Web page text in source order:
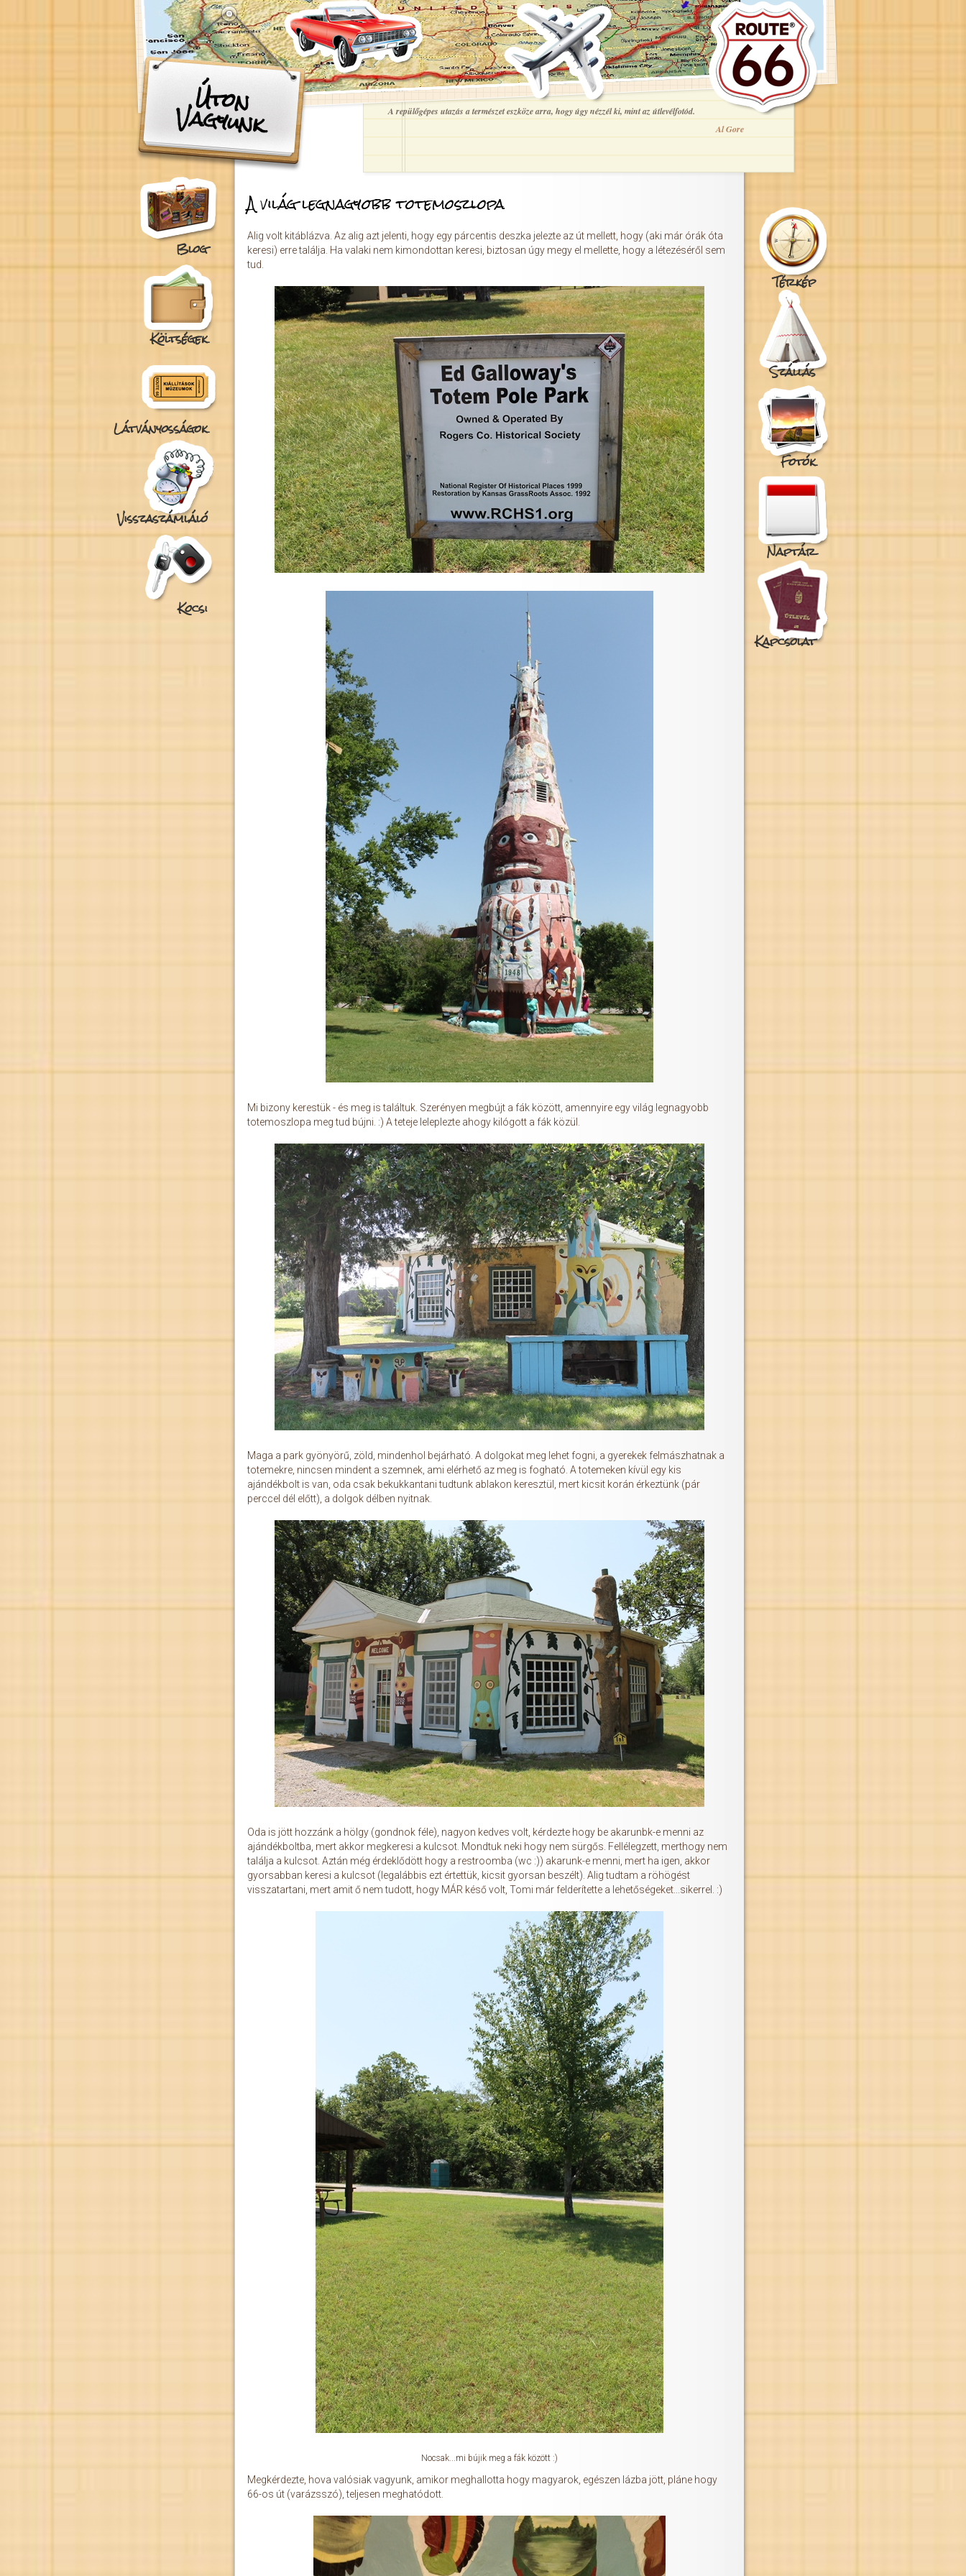
Úton
Vagyunk
A repülőgépes utazás a természet eszköze arra, hogy úgy nézzél ki, mint az útlevélfotód.
Al Gore
Blog
Költségek
Látványosságok
Visszaszámláló
Kocsi
A világ legnagyobb totemoszlopa
Alig volt kitáblázva. Az alig azt jelenti, hogy egy párcentis deszka jelezte az út mellett, hogy (aki már órák óta
keresi) erre találja. Ha valaki nem kimondottan keresi, biztosan úgy megy el mellette, hogy a létezéséről sem
tud.
Mi bizony kerestük - és meg is találtuk. Szerényen megbújt a fák között, amennyire egy világ legnagyobb
totemoszlopa meg tud bújni. :) A teteje leleplezte ahogy kilógott a fák közül.
Maga a park gyönyörű, zöld, mindenhol bejárható. A dolgokat meg lehet fogni, a gyerekek felmászhatnak a
totemekre, nincsen mindent a szemnek, ami elérhető az meg is fogható. A totemeken kívül egy kis
ajándékbolt is van, oda csak bekukkantani tudtunk ablakon keresztül, mert kicsit korán érkeztünk (pár
perccel dél előtt), a dolgok délben nyitnak.
Oda is jött hozzánk a hölgy (gondnok féle), nagyon kedves volt, kérdezte hogy be akarunbk-e menni az
ajándékboltba, mert akkor megkeresi a kulcsot. Mondtuk neki hogy nem sürgős. Fellélegzett, merthogy nem
találja a kulcsot. Aztán még érdeklődött hogy a restroomba (wc :)) akarunk-e menni, mert ha igen, akkor
gyorsabban keresi a kulcsot (legalábbis ezt értettük, kicsit gyorsan beszélt). Alig tudtam a röhögést
visszatartani, mert amit ő nem tudott, hogy MÁR késő volt, Tomi már felderítette a lehetőségeket...sikerrel. :)
Nocsak...mi bújik meg a fák között :)
Megkérdezte, hova valósiak vagyunk, amikor meghallotta hogy magyarok, egészen lázba jött, pláne hogy
66-os út (varázsszó), teljesen meghatódott.
Térkép
Szállás
Fotók
Naptár
Kapcsolat